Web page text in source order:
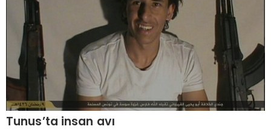
Tunus’ta insan avı